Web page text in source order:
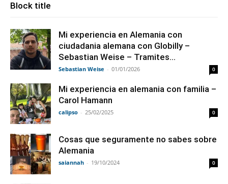
Block title
Mi experiencia en Alemania con
ciudadania alemana con Globilly –
Sebastian Weise – Tramites...
Sebastian Weise - 01/01/2026 0
Mi experiencia en alemania con familia –
Carol Hamann
calipso - 25/02/2025 0
Cosas que seguramente no sabes sobre
Alemania
saiannah - 19/10/2024 0